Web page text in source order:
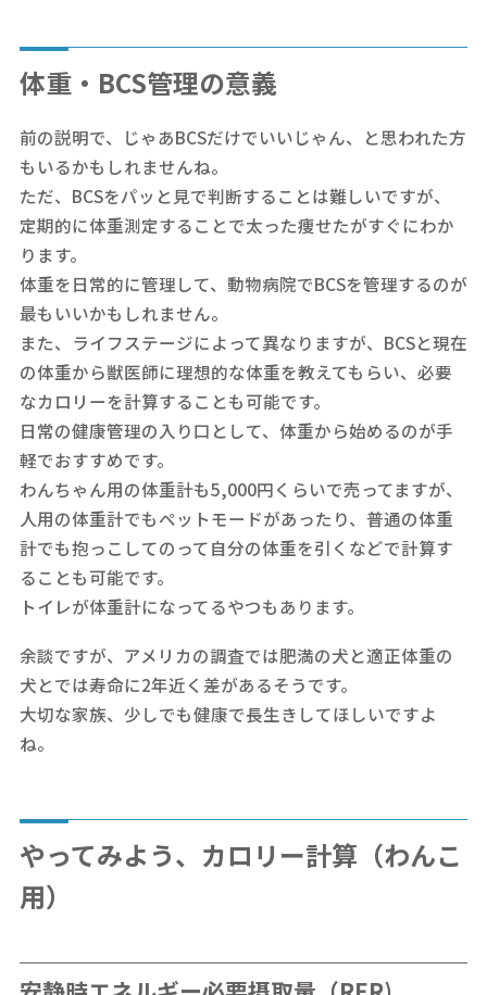
体重・BCS管理の意義
前の説明で、じゃあBCSだけでいいじゃん、と思われた方
もいるかもしれませんね。
ただ、BCSをパッと見で判断することは難しいですが、
定期的に体重測定することで太った痩せたがすぐにわか
ります。
体重を日常的に管理して、動物病院でBCSを管理するのが
最もいいかもしれません。
また、ライフステージによって異なりますが、BCSと現在
の体重から獣医師に理想的な体重を教えてもらい、必要
なカロリーを計算することも可能です。
日常の健康管理の入り口として、体重から始めるのが手
軽でおすすめです。
わんちゃん用の体重計も5,000円くらいで売ってますが、
人用の体重計でもペットモードがあったり、普通の体重
計でも抱っこしてのって自分の体重を引くなどで計算す
ることも可能です。
トイレが体重計になってるやつもあります。
余談ですが、アメリカの調査では肥満の犬と適正体重の
犬とでは寿命に2年近く差があるそうです。
大切な家族、少しでも健康で長生きしてほしいですよ
ね。
やってみよう、カロリー計算（わんこ
用）